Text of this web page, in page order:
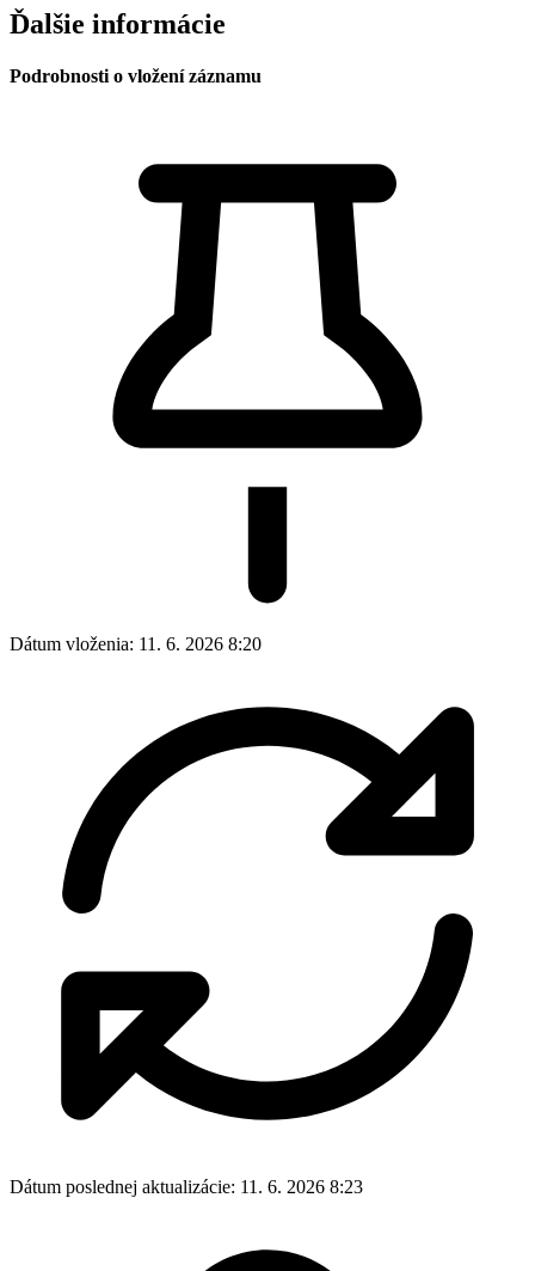
Ďalšie informácie
Podrobnosti o vložení záznamu
Dátum vloženia: 11. 6. 2026 8:20
Dátum poslednej aktualizácie: 11. 6. 2026 8:23